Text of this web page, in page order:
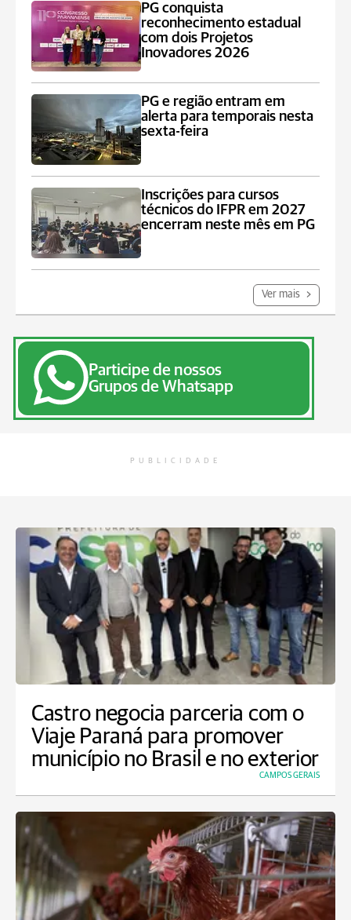
PG conquista
reconhecimento estadual
com dois Projetos
Inovadores 2026
PG e região entram em
alerta para temporais nesta
sexta-feira
Inscrições para cursos
técnicos do IFPR em 2027
encerram neste mês em PG
Ver mais
Participe de nossos
Grupos de Whatsapp
PUBLICIDADE
Castro negocia parceria com o
Viaje Paraná para promover
município no Brasil e no exterior
CAMPOS GERAIS